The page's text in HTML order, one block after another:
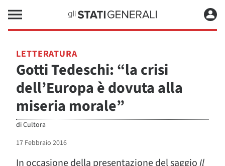
LETTERATURA
Gotti Tedeschi: “la crisi
dell’Europa è dovuta alla
miseria morale”
diCultora
17 Febbraio 2016
In occasione della presentazione del saggioIl